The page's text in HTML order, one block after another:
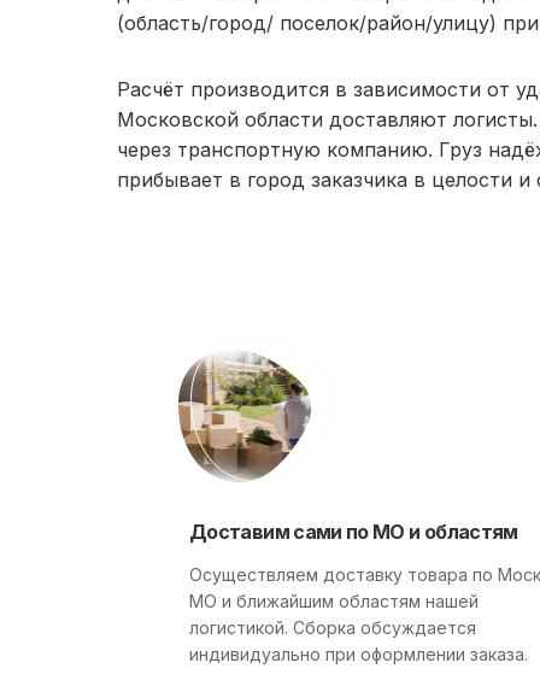
(область/город/ поселок/район/улицу)
Расчёт производится в зависимости от
Московской области доставляют
через транспортную компанию. Груз
прибывает в город заказчика в целости и
Доставим сами по МО и областям
Осуществляем доставку товара по
МО и ближайшим областям нашей
логистикой. Сборка обсуждается
индивидуально при оформлении заказа.